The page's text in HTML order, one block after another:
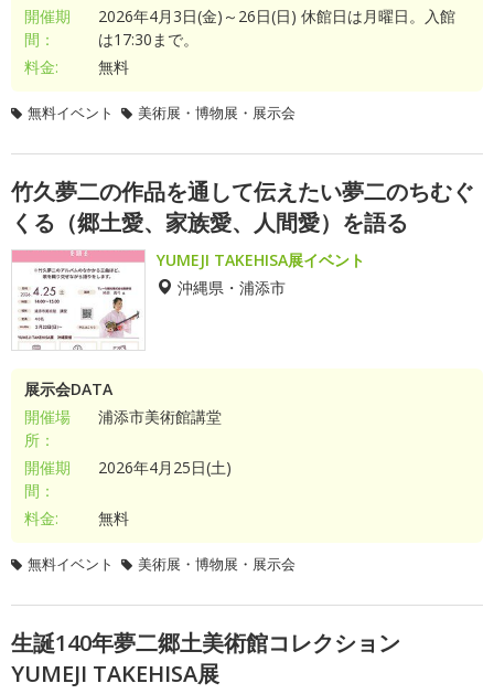
開催期
間：
2026年4月3日(金)～26日(日) 休館日は月曜日。入館
は17:30まで。
料金:
無料
無料イベント 美術展・博物展・展示会
竹久夢二の作品を通して伝えたい夢二のちむぐ
くる（郷土愛、家族愛、人間愛）を語る
YUMEJI TAKEHISA展イベント
沖縄県・浦添市
展示会DATA
開催場
所：
浦添市美術館講堂
開催期
間：
2026年4月25日(土)
料金: 無料
無料イベント 美術展・博物展・展示会
生誕140年夢二郷土美術館コレクション
YUMEJI TAKEHISA展